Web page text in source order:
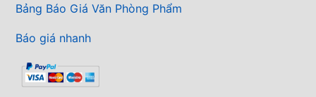
Bảng Báo Giá Văn Phòng Phẩm
Báo giá nhanh